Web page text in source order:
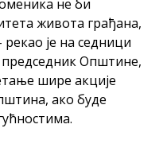
не би
живота грађана,
је на седници
Општине,
шире акције
ако буде